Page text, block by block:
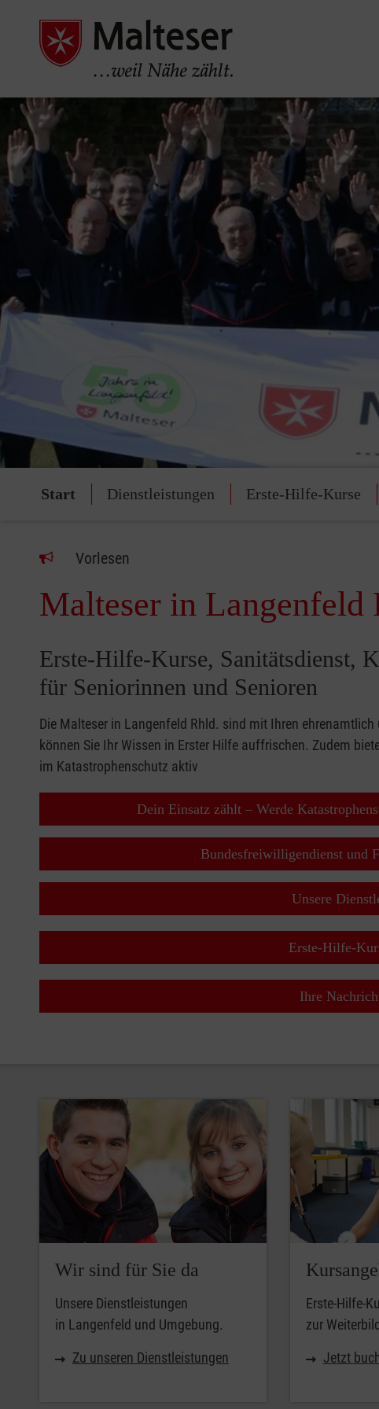
Start Dienstleistungen Erste-Hilfe-Kurse
Vorlesen
Malteser in Langenfeld
Erste-Hilfe-Kurse, Sanitätsdienst,
für Seniorinnen und Senioren
Die Malteser in Langenfeld Rhld. sind mit Ihren
können Sie Ihr Wissen in Erster Hilfe auffrischen. Zudem
im Katastrophenschutz aktiv
Dein Einsatz zählt – Werde
Bundesfreiwilligendienst und
Unsere
Erste-Hilfe-
Ihre
Wir sind für Sie da
Unsere Dienstleistungen
in Langenfeld und Umgebung.
Zu unseren Dienstleistungen
Erste-Hilfe-
zur
Jetzt